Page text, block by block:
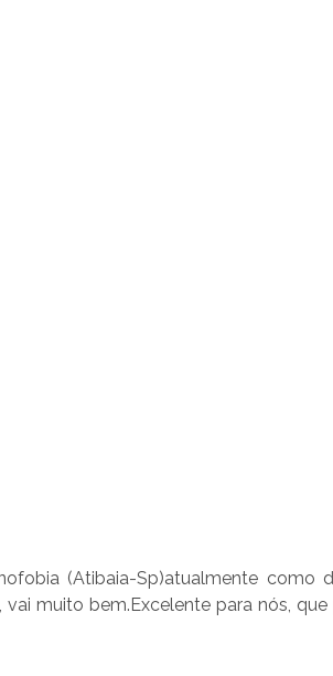
(Atibaia-Sp)atualmente como
muito bem.Excelente para nós,